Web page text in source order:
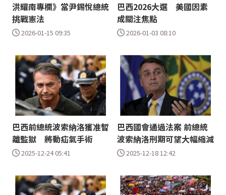
洪耀南專欄》當尹錫悅總統
挑戰憲法
2026-01-15 09:35
巴西2026大選 美國因素
成關注焦點
2026-01-03 08:10
巴西前總統波索納洛獲准暫
離監獄 將動疝氣手術
2025-12-24 05:41
巴西國會通過法案 前總統
波索納洛刑期可望大幅縮減
2025-12-18 12:42